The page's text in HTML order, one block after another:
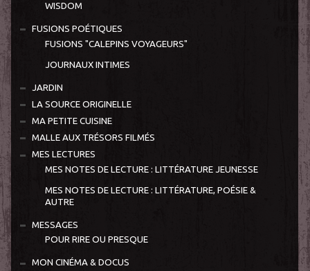
WISDOM
FUSIONS POÉTIQUES
FUSIONS "CALEPINS VOYAGEURS"
JOURNAUX INTIMES
JARDIN
LA SOURCE ORIGINELLE
MA PETITE CUISINE
MALLE AUX TRÉSORS FILMÉS
MES LECTURES
MES NOTES DE LECTURE : LITTÉRATURE JEUNESSE
MES NOTES DE LECTURE : LITTÉRATURE, POÉSIE &
AUTRE
MESSAGES
POUR RIRE OU PRESQUE
MON CINÉMA & DOCUS